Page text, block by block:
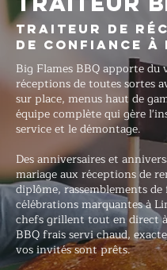
Traiteur de
de confiance à
Big Flames BBQ apporte du
réceptions de toutes sortes
sur place, menus haut de
équipe complète qui gère
service et le démontage.
Des anniversaires et
mariage aux réceptions de
diplôme, rassemblements de
célébrations marquantes à
chefs grillent tout en direct
BBQ frais servi chaud,
vos invités sont prêts.